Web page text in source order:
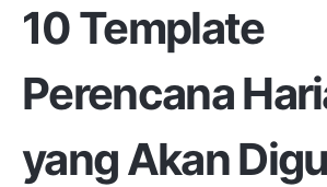
10 Template
Perencana
yang Akan